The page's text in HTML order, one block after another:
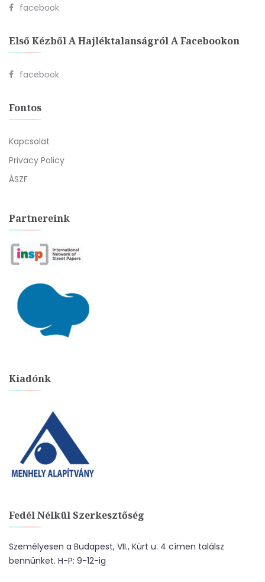
facebook
Első Kézből A Hajléktalanságról A Facebookon
facebook
Fontos
Kapcsolat
Privacy Policy
ÁSZF
Partnereink
Kiadónk
Fedél Nélkül Szerkesztőség
Személyesen a Budapest, VII., Kürt u. 4 címen találsz
bennünket. H-P: 9-12-ig